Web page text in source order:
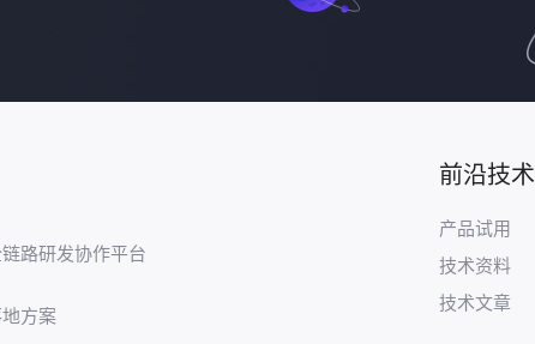
路研发协作平台
方案
前沿技术
产品试用
技术资料
技术文章